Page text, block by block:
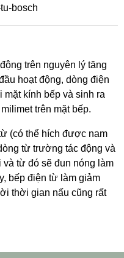
bosch
trên nguyên lý tăng
hoạt động, dòng điện
kính bếp và sinh ra
trên mặt bếp.
(có thể hích được nam
từ trường tác động và
từ đó sẽ đun nóng làm
bếp điện từ làm giảm
thời gian nấu cũng rất